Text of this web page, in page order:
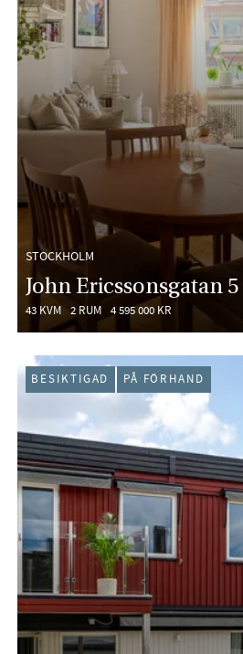
STOCKHOLM
John Ericssonsgatan 5
43 KVM 2 RUM 4 595 000 KR
BESIKTIGAD PÅ FÖRHAND